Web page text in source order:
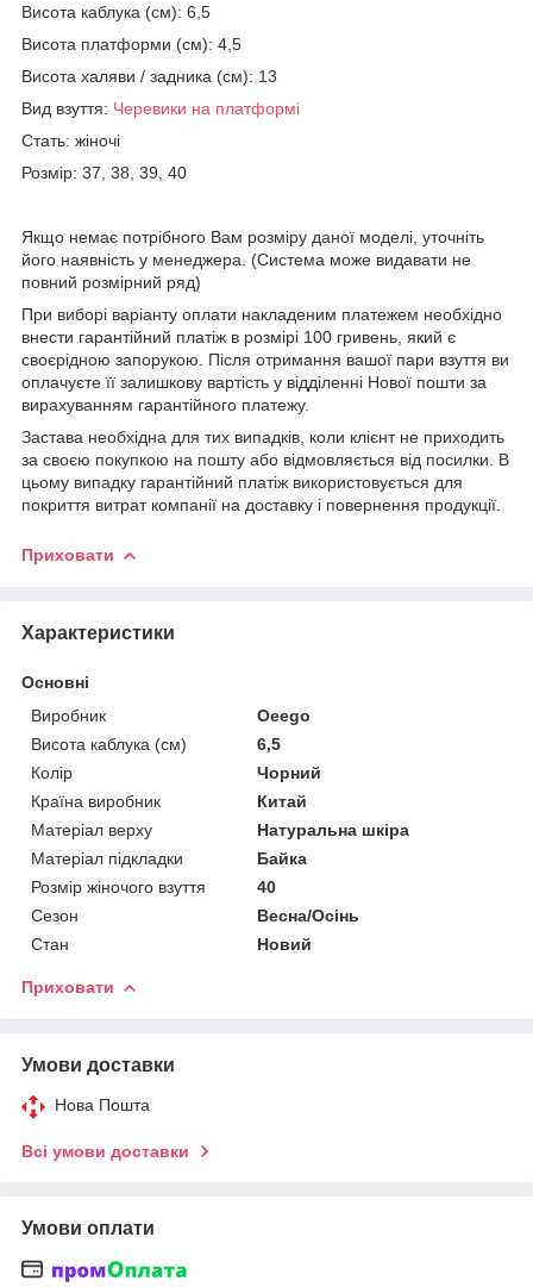
Висота каблука (см): 6,5
Висота платформи (см): 4,5
Висота халяви / задника (см): 13
Вид взуття: Черевики на платформі
Стать: жіночі
Розмір: 37, 38, 39, 40
Якщо немає потрібного Вам розміру даної моделі, уточніть
його наявність у менеджера. (Система може видавати не
повний розмірний ряд)
При виборі варіанту оплати накладеним платежем необхідно
внести гарантійний платіж в розмірі 100 гривень, який є
своєрідною запорукою. Після отримання вашої пари взуття ви
оплачуєте її залишкову вартість у відділенні Нової пошти за
вирахуванням гарантійного платежу.
Застава необхідна для тих випадків, коли клієнт не приходить
за своєю покупкою на пошту або відмовляється від посилки. В
цьому випадку гарантійний платіж використовується для
покриття витрат компанії на доставку і повернення продукції.
Приховати
Характеристики
Основні
Виробник
Oeego
Висота каблука (см)
6,5
Колір
Чорний
Країна виробник
Китай
Матеріал верху
Натуральна шкіра
Матеріал підкладки
Байка
Розмір жіночого взуття
40
Сезон
Весна/Осінь
Стан
Новий
Приховати
Умови доставки
Нова Пошта
Всі умови доставки
Умови оплати